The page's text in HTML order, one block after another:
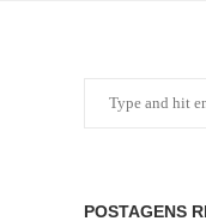
POSTAGENS